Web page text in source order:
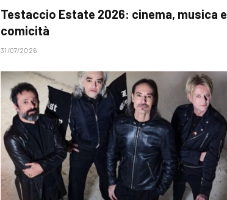
Testaccio Estate 2026: cinema, musica e
comicità
31/07/2026